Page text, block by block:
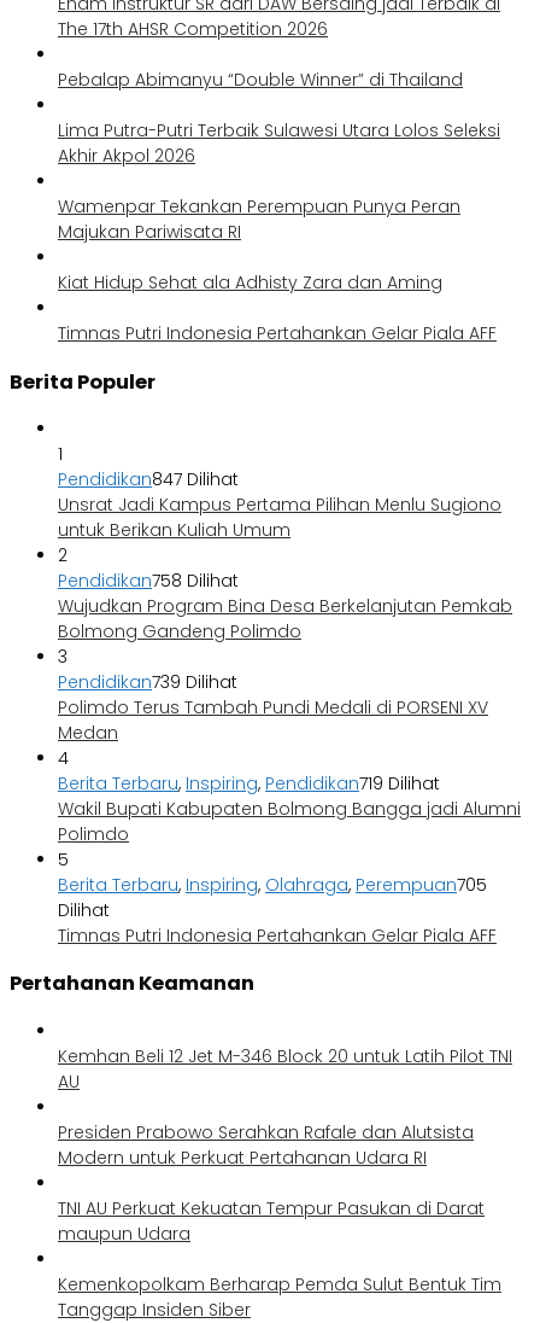
The 17th AHSR Competition 2026
Pebalap Abimanyu “Double Winner” di Thailand
Lima Putra-Putri Terbaik Sulawesi Utara Lolos Seleksi
Akhir Akpol 2026
Wamenpar Tekankan Perempuan Punya Peran
Majukan Pariwisata RI
Kiat Hidup Sehat ala Adhisty Zara dan Aming
Timnas Putri Indonesia Pertahankan Gelar Piala AFF
Berita Populer
1
Pendidikan847 Dilihat
Unsrat Jadi Kampus Pertama Pilihan Menlu Sugiono
untuk Berikan Kuliah Umum
2
Pendidikan758 Dilihat
Wujudkan Program Bina Desa Berkelanjutan Pemkab
Bolmong Gandeng Polimdo
3
Pendidikan739 Dilihat
Polimdo Terus Tambah Pundi Medali di PORSENI XV
Medan
4
Berita Terbaru, Inspiring, Pendidikan719 Dilihat
Wakil Bupati Kabupaten Bolmong Bangga jadi Alumni
Polimdo
5
Berita Terbaru, Inspiring, Olahraga, Perempuan705
Dilihat
Timnas Putri Indonesia Pertahankan Gelar Piala AFF
Pertahanan Keamanan
Kemhan Beli 12 Jet M-346 Block 20 untuk Latih Pilot TNI
AU
Presiden Prabowo Serahkan Rafale dan Alutsista
Modern untuk Perkuat Pertahanan Udara RI
TNI AU Perkuat Kekuatan Tempur Pasukan di Darat
maupun Udara
Kemenkopolkam Berharap Pemda Sulut Bentuk Tim
Tanggap Insiden Siber